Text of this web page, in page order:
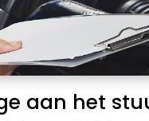
aan het